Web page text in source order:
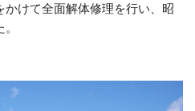
けて全面解体修理を行い、昭